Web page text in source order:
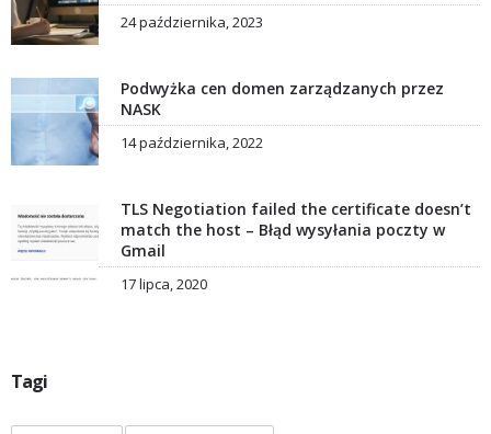
24 października, 2023
Podwyżka cen domen zarządzanych przez
NASK
14 października, 2022
TLS Negotiation failed the certificate doesn’t
match the host – Błąd wysyłania poczty w
Gmail
17 lipca, 2020
Tagi